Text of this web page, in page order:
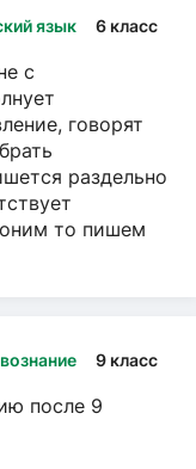
язык 6 класс
с
говорят
раздельно
то пишем
9 класс
после 9